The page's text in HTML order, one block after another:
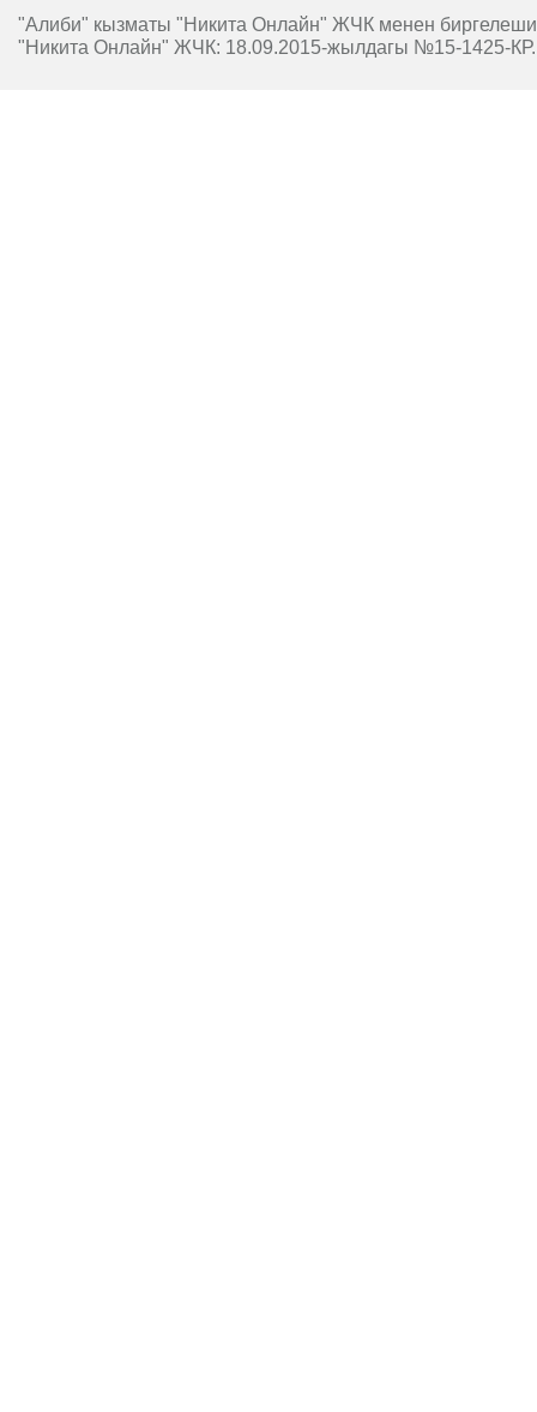
"Алиби" кызматы "Никита Онлайн" ЖЧК менен
"Никита Онлайн" ЖЧК: 18.09.2015-жылдагы №15-1425-КР.